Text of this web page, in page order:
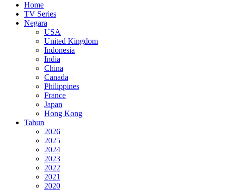
Home
TV Series
Negara
USA
United Kingdom
Indonesia
India
China
Canada
Philippines
France
Japan
Hong Kong
Tahun
2026
2025
2024
2023
2022
2021
2020